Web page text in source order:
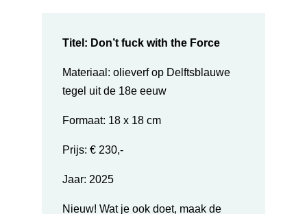
Titel: Don’t fuck with the Force
Materiaal: olieverf op Delftsblauwe
tegel uit de 18e eeuw
Formaat: 18 x 18 cm
Prijs: € 230,-
Jaar: 2025
Nieuw! Wat je ook doet, maak de